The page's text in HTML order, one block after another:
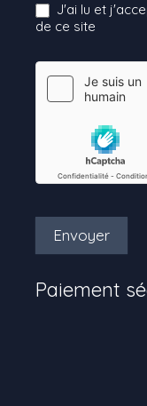
J'ai lu et
de ce site
Envoyer
Paiement